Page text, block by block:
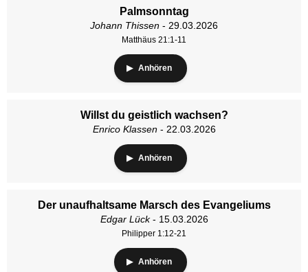
Palmsonntag
Johann Thissen - 29.03.2026
Matthäus 21:1-11
Anhören
Willst du geistlich wachsen?
Enrico Klassen- 22.03.2026
Anhören
Der unaufhaltsame Marsch des Evangeliums
Edgar Lück- 15.03.2026
Philipper 1:12-21
Anhören